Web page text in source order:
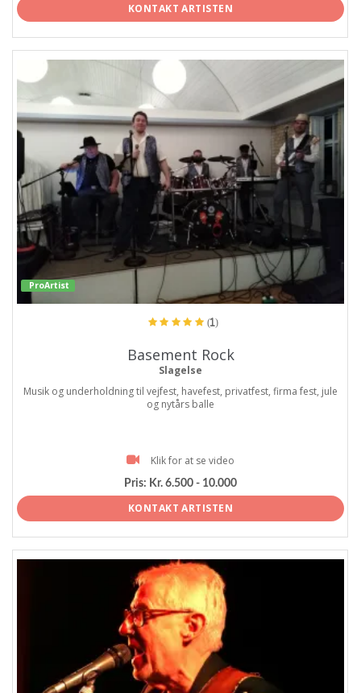
KONTAKT ARTISTEN
ProArtist
(1)
Basement Rock
Slagelse
Musik og underholdning til vejfest, havefest, privatfest, firma fest, jule
og nytårs balle
Klik for at se video
Pris: Kr. 6.500 - 10.000
KONTAKT ARTISTEN